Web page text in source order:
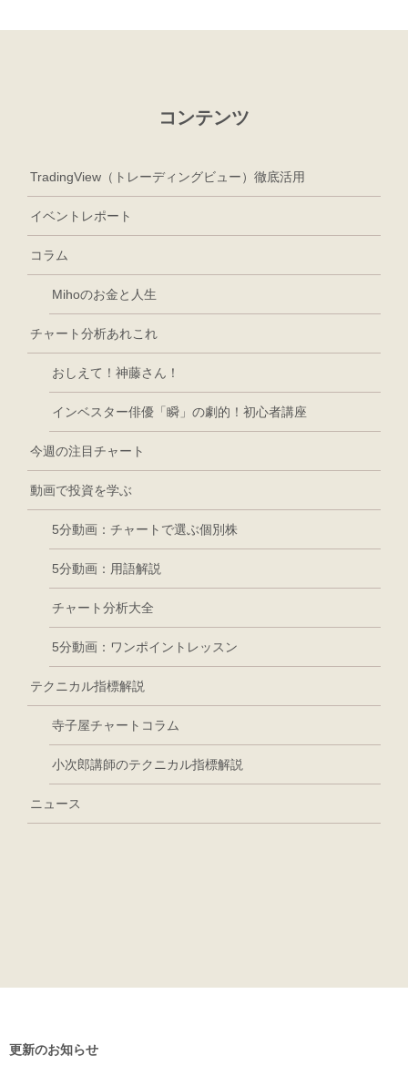
コンテンツ
TradingView（トレーディングビュー）徹底活用
イベントレポート
コラム
Mihoのお金と人生
チャート分析あれこれ
おしえて！神藤さん！
インベスター俳優「瞬」の劇的！初心者講座
今週の注目チャート
動画で投資を学ぶ
5分動画：チャートで選ぶ個別株
5分動画：用語解説
チャート分析大全
5分動画：ワンポイントレッスン
テクニカル指標解説
寺子屋チャートコラム
小次郎講師のテクニカル指標解説
ニュース
更新のお知らせ